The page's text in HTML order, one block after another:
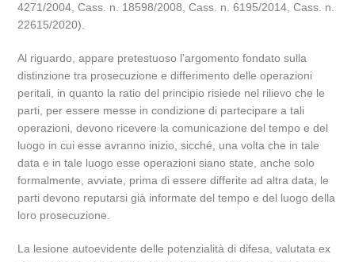
4271/2004, Cass. n. 18598/2008, Cass. n. 6195/2014, Cass. n.
22615/2020).
Al riguardo, appare pretestuoso l’argomento fondato sulla
distinzione tra prosecuzione e differimento delle operazioni
peritali, in quanto la ratio del principio risiede nel rilievo che le
parti, per essere messe in condizione di partecipare a tali
operazioni, devono ricevere la comunicazione del tempo e del
luogo in cui esse avranno inizio, sicché, una volta che in tale
data e in tale luogo esse operazioni siano state, anche solo
formalmente, avviate, prima di essere differite ad altra data, le
parti devono reputarsi già informate del tempo e del luogo della
loro prosecuzione.
La lesione autoevidente delle potenzialità di difesa, valutata ex